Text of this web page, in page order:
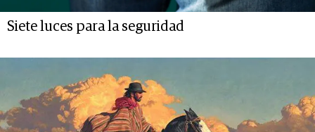
Siete luces para la seguridad